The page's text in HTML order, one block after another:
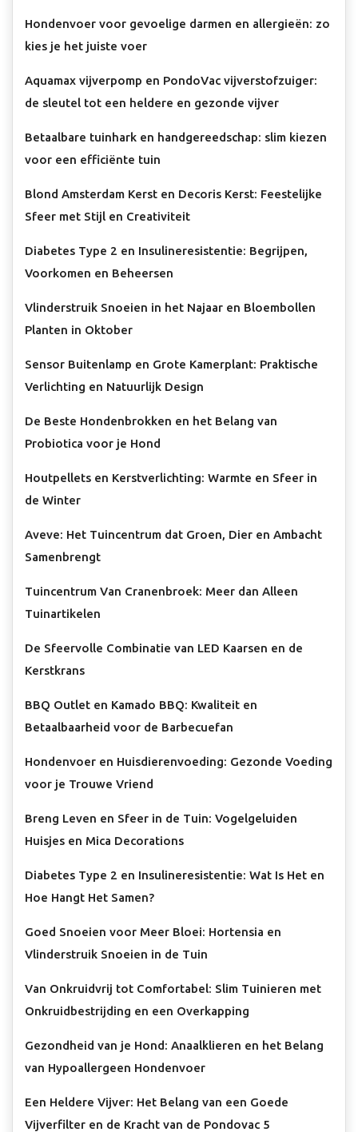
Hondenvoer voor gevoelige darmen en allergieën: zo
kies je het juiste voer
Aquamax vijverpomp en PondoVac vijverstofzuiger:
de sleutel tot een heldere en gezonde vijver
Betaalbare tuinhark en handgereedschap: slim kiezen
voor een efficiënte tuin
Blond Amsterdam Kerst en Decoris Kerst: Feestelijke
Sfeer met Stijl en Creativiteit
Diabetes Type 2 en Insulineresistentie: Begrijpen,
Voorkomen en Beheersen
Vlinderstruik Snoeien in het Najaar en Bloembollen
Planten in Oktober
Sensor Buitenlamp en Grote Kamerplant: Praktische
Verlichting en Natuurlijk Design
De Beste Hondenbrokken en het Belang van
Probiotica voor je Hond
Houtpellets en Kerstverlichting: Warmte en Sfeer in
de Winter
Aveve: Het Tuincentrum dat Groen, Dier en Ambacht
Samenbrengt
Tuincentrum Van Cranenbroek: Meer dan Alleen
Tuinartikelen
De Sfeervolle Combinatie van LED Kaarsen en de
Kerstkrans
BBQ Outlet en Kamado BBQ: Kwaliteit en
Betaalbaarheid voor de Barbecuefan
Hondenvoer en Huisdierenvoeding: Gezonde Voeding
voor je Trouwe Vriend
Breng Leven en Sfeer in de Tuin: Vogelgeluiden
Huisjes en Mica Decorations
Diabetes Type 2 en Insulineresistentie: Wat Is Het en
Hoe Hangt Het Samen?
Goed Snoeien voor Meer Bloei: Hortensia en
Vlinderstruik Snoeien in de Tuin
Van Onkruidvrij tot Comfortabel: Slim Tuinieren met
Onkruidbestrijding en een Overkapping
Gezondheid van je Hond: Anaalklieren en het Belang
van Hypoallergeen Hondenvoer
Een Heldere Vijver: Het Belang van een Goede
Vijverfilter en de Kracht van de Pondovac 5